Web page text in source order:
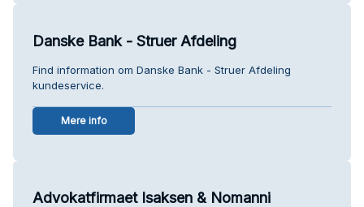
Danske Bank - Struer Afdeling
Find information om Danske Bank - Struer Afdeling
kundeservice.
Mere info
Advokatfirmaet Isaksen & Nomanni